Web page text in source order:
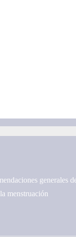
generales
menstruación